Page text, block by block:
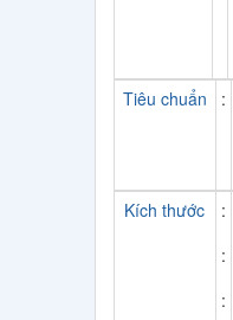
Tiêu chuẩn :
Kích thước
:
:
: